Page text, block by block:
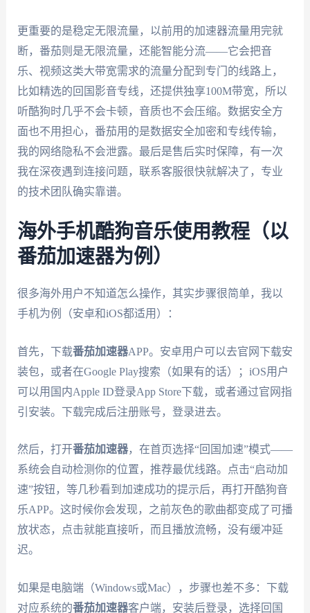
更重要的是稳定无限流量，以前用的加速器流量用完就
断，番茄则是无限流量，还能智能分流——它会把音
乐、视频这类大带宽需求的流量分配到专门的线路上，
比如精选的回国影音专线，还提供独享100M带宽，所以
听酷狗时几乎不会卡顿，音质也不会压缩。数据安全方
面也不用担心，番茄用的是数据安全加密和专线传输，
我的网络隐私不会泄露。最后是售后实时保障，有一次
我在深夜遇到连接问题，联系客服很快就解决了，专业
的技术团队确实靠谱。
海外手机酷狗音乐使用教程（以
番茄加速器为例）
很多海外用户不知道怎么操作，其实步骤很简单，我以
手机为例（安卓和iOS都适用）：
首先，下载番茄加速器APP。安卓用户可以去官网下载安
装包，或者在Google Play搜索（如果有的话）；iOS用户
可以用国内Apple ID登录App Store下载，或者通过官网指
引安装。下载完成后注册账号，登录进去。
然后，打开番茄加速器，在首页选择“回国加速”模式——
系统会自动检测你的位置，推荐最优线路。点击“启动加
速”按钮，等几秒看到加速成功的提示后，再打开酷狗音
乐APP。这时候你会发现，之前灰色的歌曲都变成了可播
放状态，点击就能直接听，而且播放流畅，没有缓冲延
迟。
如果是电脑端（Windows或Mac），步骤也差不多：下载
对应系统的番茄加速器客户端，安装后登录，选择回国